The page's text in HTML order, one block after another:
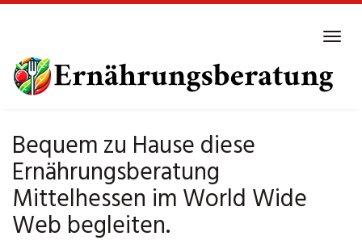
main
content
Bequem zu Hause diese
Ernährungsberatung
Mittelhessen im World Wide
Web begleiten.